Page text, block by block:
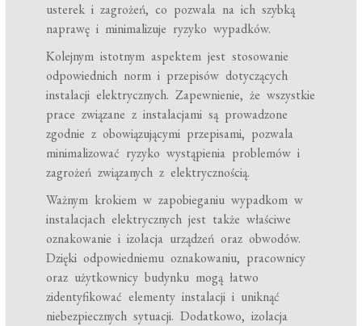
usterek i zagrożeń, co pozwala na ich szybką
naprawę i minimalizuje ryzyko wypadków.
Kolejnym istotnym aspektem jest stosowanie
odpowiednich norm i przepisów dotyczących
instalacji elektrycznych. Zapewnienie, że wszystkie
prace związane z instalacjami są prowadzone
zgodnie z obowiązującymi przepisami, pozwala
minimalizować ryzyko wystąpienia problemów i
zagrożeń związanych z elektrycznością.
Ważnym krokiem w zapobieganiu wypadkom w
instalacjach elektrycznych jest także właściwe
oznakowanie i izolacja urządzeń oraz obwodów.
Dzięki odpowiedniemu oznakowaniu, pracownicy
oraz użytkownicy budynku mogą łatwo
zidentyfikować elementy instalacji i uniknąć
niebezpiecznych sytuacji. Dodatkowo, izolacja